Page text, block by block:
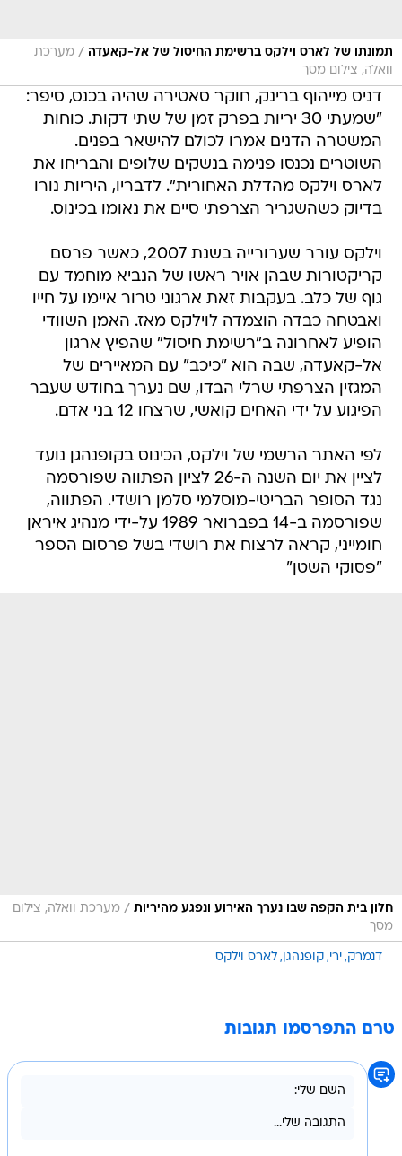
תמונתו של לארס וילקס ברשימת החיסול של אל-קאעדה / מערכת
וואלה, צילום מסך
דניס מייהוף ברינק, חוקר סאטירה שהיה בכנס, סיפר:
"שמעתי 30 יריות בפרק זמן של שתי דקות. כוחות
המשטרה הדנים אמרו לכולם להישאר בפנים.
השוטרים נכנסו פנימה בנשקים שלופים והבריחו את
לארס וילקס מהדלת האחורית". לדבריו, היריות נורו
בדיוק כשהשגריר הצרפתי סיים את נאומו בכינוס.
וילקס עורר שערורייה בשנת 2007, כאשר פרסם
קריקטורות שבהן אויר ראשו של הנביא מוחמד עם
גוף של כלב. בעקבות זאת ארגוני טרור איימו על חייו
ואבטחה כבדה הוצמדה לוילקס מאז. האמן השוודי
הופיע לאחרונה ב"רשימת חיסול" שהפיץ ארגון
אל-קאעדה, שבה הוא "כיכב" עם המאיירים של
המגזין הצרפתי שרלי הבדו, שם נערך בחודש שעבר
הפיגוע על ידי האחים קואשי, שרצחו 12 בני אדם.
לפי האתר הרשמי של וילקס, הכינוס בקופנהגן נועד
לציין את יום השנה ה-26 לציון הפתווה שפורסמה
נגד הסופר הבריטי-מוסלמי סלמן רושדי. הפתווה,
שפורסמה ב-14 בפברואר 1989 על-ידי מנהיג איראן
חומייני, קראה לרצוח את רושדי בשל פרסום הספר
"פסוקי השטן"
חלון בית הקפה שבו נערך האירוע ונפגע מהיריות / מערכת וואלה, צילום
מסך
דנמרק ירי קופנהגן לארס וילקס
טרם התפרסמו תגובות